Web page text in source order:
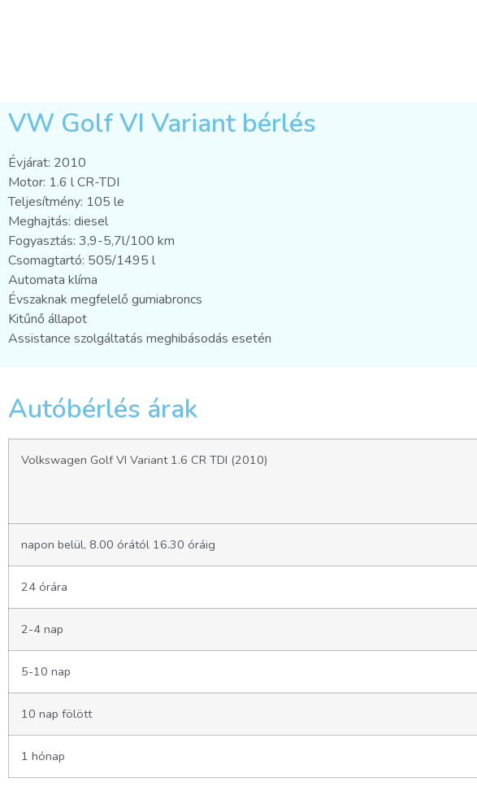
VW Golf VI Variant bérlés
Évjárat: 2010
Motor: 1.6 l CR-TDI
Teljesítmény: 105 le
Meghajtás: diesel
Fogyasztás: 3,9-5,7l/100 km
Csomagtartó: 505/1495 l
Automata klíma
Évszaknak megfelelő gumiabroncs
Kitűnő állapot
Assistance szolgáltatás meghibásodás esetén
Autóbérlés árak
Volkswagen Golf VI Variant 1.6 CR TDI (2010)
napon belül, 8.00 órától 16.30 óráig
24 órára
2-4 nap
5-10 nap
10 nap fölött
1 hónap